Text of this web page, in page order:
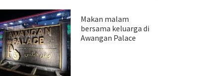
Makan malam
bersama keluarga di
Awangan Palace